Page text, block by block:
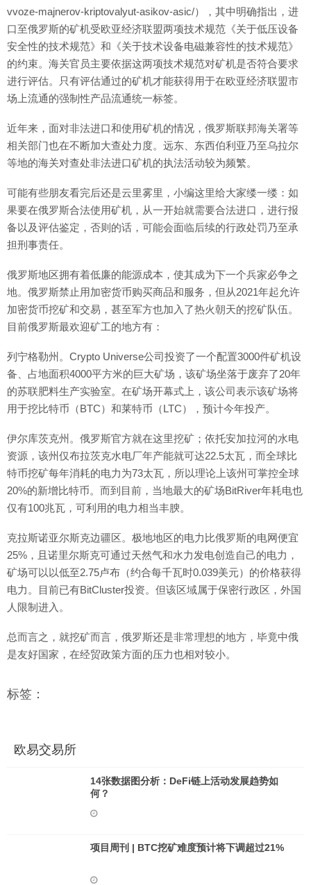
vvoze-majnerov-kriptovalyut-asikov-asic/），其中明确指出，进
口至俄罗斯的矿机受欧亚经济联盟两项技术规范《关于低压设备
安全性的技术规范》和《关于技术设备电磁兼容性的技术规范》
的约束。海关官员主要依据这两项技术规范对矿机是否符合要求
进行评估。只有评估通过的矿机才能获得用于在欧亚经济联盟市
场上流通的强制性产品流通统一标签。
近年来，面对非法进口和使用矿机的情况，俄罗斯联邦海关署等
相关部门也在不断加大查处力度。远东、东西伯利亚乃至乌拉尔
等地的海关对查处非法进口矿机的执法活动较为频繁。
可能有些朋友看完后还是云里雾里，小编这里给大家缕一缕：如
果要在俄罗斯合法使用矿机，从一开始就需要合法进口，进行报
备以及评估鉴定，否则的话，可能会面临后续的行政处罚乃至承
担刑事责任。
俄罗斯地区拥有着低廉的能源成本，使其成为下一个兵家必争之
地。俄罗斯禁止用加密货币购买商品和服务，但从2021年起允许
加密货币挖矿和交易，甚至军方也加入了热火朝天的挖矿队伍。
目前俄罗斯最欢迎矿工的地方有：
列宁格勒州。Crypto Universe公司投资了一个配置3000件矿机设
备、占地面积4000平方米的巨大矿场，该矿场坐落于废弃了20年
的苏联肥料生产实验室。在矿场开幕式上，该公司表示该矿场将
用于挖比特币（BTC）和莱特币（LTC），预计今年投产。
伊尔库茨克州。俄罗斯官方就在这里挖矿；依托安加拉河的水电
资源，该州仅布拉茨克水电厂年产能就可达22.5太瓦，而全球比
特币挖矿每年消耗的电力为73太瓦，所以理论上该州可掌控全球
20%的新增比特币。而到目前，当地最大的矿场BitRiver年耗电也
仅有100兆瓦，可利用的电力相当丰腴。
克拉斯诺亚尔斯克边疆区。极地地区的电力比俄罗斯的电网便宜
25%，且诺里尔斯克可通过天然气和水力发电创造自己的电力，
矿场可以以低至2.75卢布（约合每千瓦时0.039美元）的价格获得
电力。目前已有BitCluster投资。但该区域属于保密行政区，外国
人限制进入。
总而言之，就挖矿而言，俄罗斯还是非常理想的地方，毕竟中俄
是友好国家，在经贸政策方面的压力也相对较小。
标签：
欧易交易所
14张数据图分析：DeFi链上活动发展趋势如
何？
项目周刊 | BTC挖矿难度预计将下调超过21%